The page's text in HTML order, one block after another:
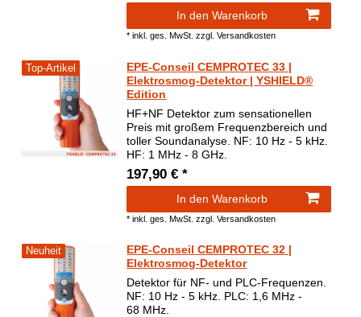
In den Warenkorb
*inkl. ges. MwSt. zzgl.Versandkosten
Top-Artikel
EPE-Conseil CEMPROTEC 33 |
Elektrosmog-Detektor | YSHIELD®
Edition
HF+NF Detektor zum sensationellen
Preis mit großem Frequenzbereich und
toller Soundanalyse. NF: 10 Hz - 5 kHz.
HF: 1 MHz - 8 GHz.
197,90 € *
In den Warenkorb
*inkl. ges. MwSt. zzgl.Versandkosten
Neuheit
EPE-Conseil CEMPROTEC 32 |
Elektrosmog-Detektor
Detektor für NF- und PLC-Frequenzen.
NF: 10 Hz - 5 kHz. PLC: 1,6 MHz -
68 MHz.